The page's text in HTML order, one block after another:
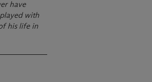
have
played with
his life in